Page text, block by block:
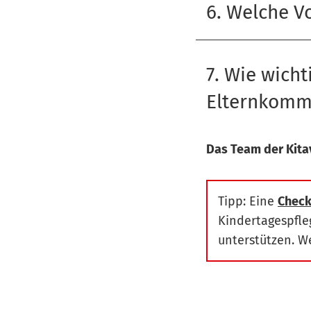
6. Welche
7. Wie
Das Team der
Tipp: Eine
unterstützen.